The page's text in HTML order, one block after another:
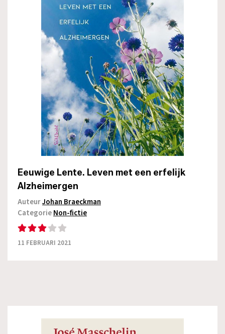
Eeuwige Lente. Leven met een erfelijk
Alzheimergen
AuteurJohan Braeckman
CategorieNon-fictie
11 FEBRUARI 2021